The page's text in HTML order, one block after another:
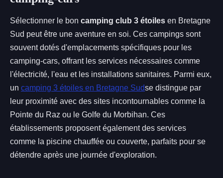
Sélectionner le bon camping club 3 étoiles en Bretagne
Sud peut être une aventure en soi. Ces campings sont
souvent dotés d'emplacements spécifiques pour les
camping-cars, offrant les services nécessaires comme
l'électricité, l'eau et les installations sanitaires. Parmi eux,
un camping 3 étoiles en Bretagne Sudse distingue par
leur proximité avec des sites incontournables comme la
Pointe du Raz ou le Golfe du Morbihan. Ces
établissements proposent également des services
comme la piscine chauffée ou couverte, parfaits pour se
détendre après une journée d'exploration.